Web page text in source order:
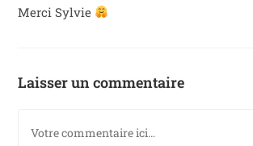
Merci Sylvie
Laisser un commentaire